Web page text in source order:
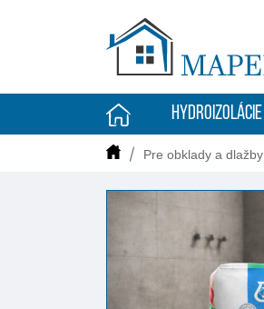
HYDROIZOLÁCIE
Pre obklady a dlažby